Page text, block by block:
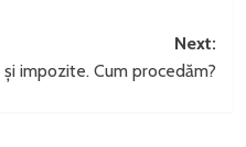
Next:
impozite. Cum procedăm?